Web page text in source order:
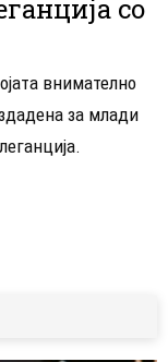
со
внимателно
за млади